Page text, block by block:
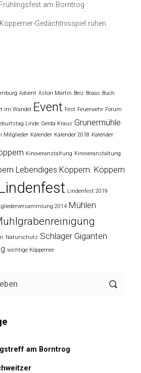
am Borntrog
Gedächtnisspiel ruhen
Advent Aston Martin Beiz Braas Buch
im Wandel Event Fest Feuerwehr Forum
Linde Gerda Kraus Grunermühle
Mitglieder Kalender Kalender 2018 Kalender
Kinoveranstaltung Kinoveranstaltung
Lebendiges Köppern. Köppern
Lindenfest 2019
2014 Mühlen
Naturschutz Schlager Giganten
wichtige Köpperner
am Borntrog